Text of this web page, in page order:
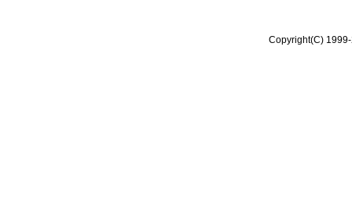
Copyright(C)